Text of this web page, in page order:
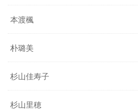
本渡楓
朴璐美
杉山佳寿子
杉山里穂